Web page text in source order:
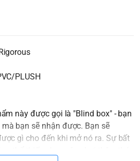
PLUSH
này được gọi là "Blind box" - bạn
bạn sẽ nhận được. Bạn sẽ
gì cho đến khi mở nó ra. Sự bất